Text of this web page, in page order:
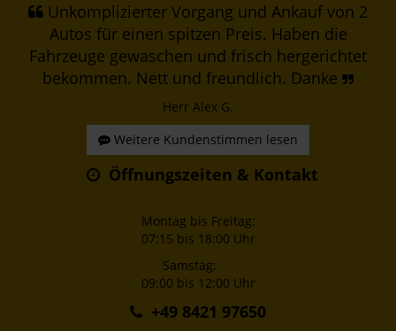
Unkomplizierter Vorgang und Ankauf von 2
Autos für einen spitzen Preis. Haben die
Fahrzeuge gewaschen und frisch hergerichtet
bekommen. Nett und freundlich. Danke
Herr Alex G.
Weitere Kundenstimmen lesen
Öffnungszeiten & Kontakt
Montag bis Freitag:
07:15 bis 18:00 Uhr
Samstag:
09:00 bis 12:00 Uhr
+49 8421 97650